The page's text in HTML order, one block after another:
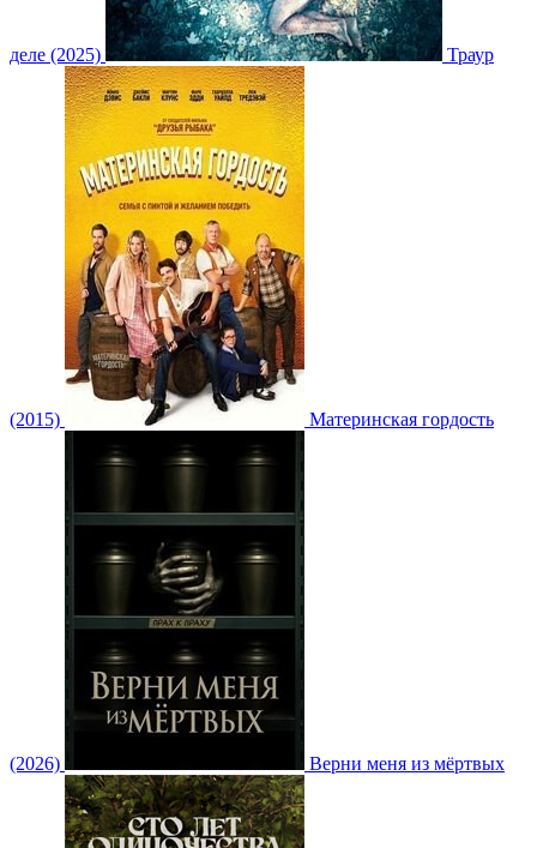
деле (2025) Траур
(2015) Материнская гордость
(2026) Верни меня из мёртвых